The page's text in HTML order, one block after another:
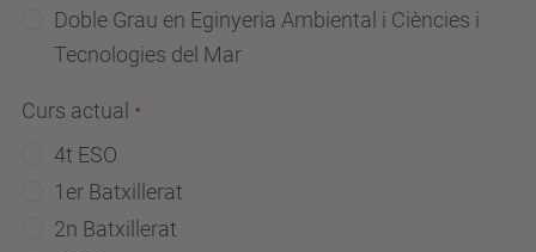
Doble Grau en Eginyeria Ambiental i Ciències i
Tecnologies del Mar
Curs actual
4t ESO
1er Batxillerat
2n Batxillerat